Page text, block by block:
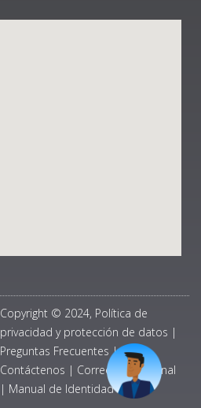
Copyright © 2024, Política de
privacidad y protección de datos |
Preguntas Frecuentes |
Contáctenos | Correo Institucional
| Manual de Identidad Visual